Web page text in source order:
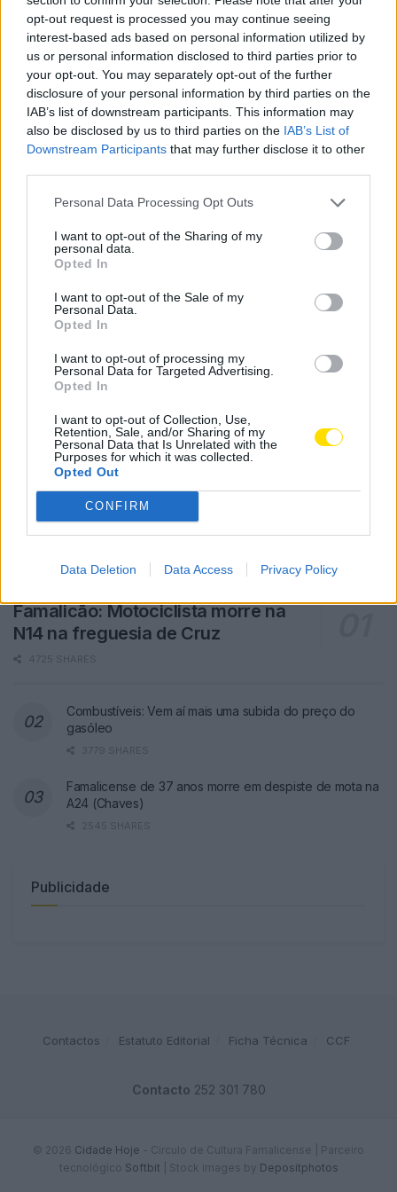
opt-out request is processed you may continue seeing
interest-based ads based on personal information utilized by
us or personal information disclosed to third parties prior to
your opt-out. You may separately opt-out of the further
disclosure of your personal information by third parties on the
IAB’s list of downstream participants. This information may
also be disclosed by us to third parties on the IAB’s List of
Downstream Participants that may further disclose it to other
Personal Data Processing Opt Outs
I want to opt-out of the Sharing of my
personal data.
Opted In
I want to opt-out of the Sale of my
Personal Data.
Opted In
I want to opt-out of processing my
Personal Data for Targeted Advertising.
Opted In
I want to opt-out of Collection, Use,
Retention, Sale, and/or Sharing of my
Personal Data that Is Unrelated with the
Purposes for which it was collected.
Opted Out
CONFIRM
Data Deletion Data Access Privacy Policy
CIDADE HOJE 11 DE NOVEMBRO, 2025 0
Famalicão: Equipa de futsal vence e consolida
sexta posição
CIDADE HOJE 7 DE NOVEMBRO, 2025
Famalicão está «focado» num jogo «muito
competitivo»
Famalicão: Motociclista morre na
N14 na freguesia de Cruz
4725 SHARES
Combustíveis: Vem aí mais uma subida do preço do
gasóleo
3779 SHARES
Famalicense de 37 anos morre em despiste de mota na
A24 (Chaves)
2545 SHARES
Publicidade
Contactos Estatuto Editorial Ficha Técnica CCF
Contacto 252 301 780
© 2026 Cidade Hoje - Circulo de Cultura Famalicense | Parceiro
tecnológico Softbit Stock images by Depositphotos